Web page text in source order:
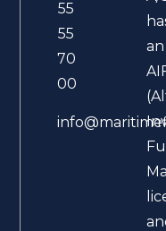
55
55
70
00
an